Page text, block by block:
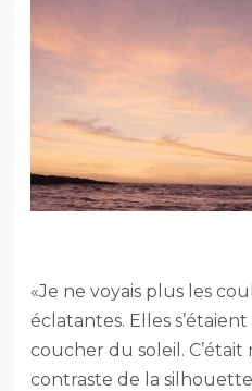
«Je ne voyais plus les
éclatantes. Elles
coucher du soleil.
contraste de la